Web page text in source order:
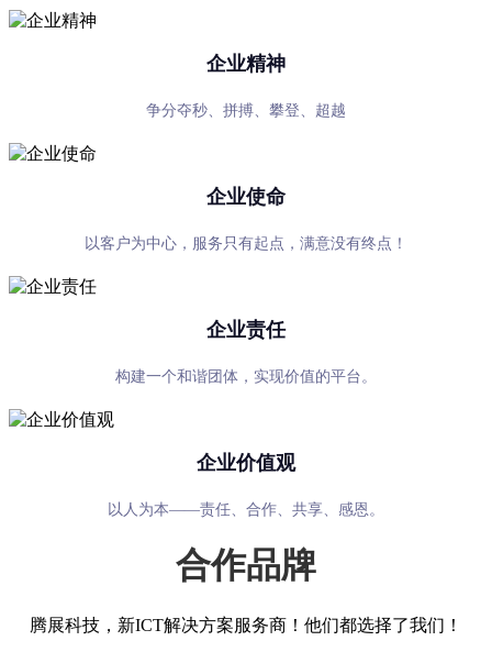
企业精神
争分夺秒、拼搏、攀登、超越
企业使命
以客户为中心，服务只有起点，满意没有终点！
企业责任
构建一个和谐团体，实现价值的平台。
企业价值观
以人为本——责任、合作、共享、感恩。
合作品牌
腾展科技，新ICT解决方案服务商！他们都选择了我们！